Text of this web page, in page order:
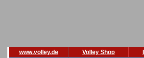
www.volley.de Volley Shop